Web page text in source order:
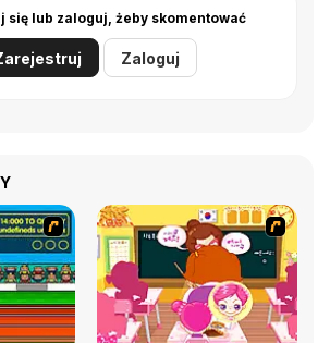
się lub zaloguj, żeby skomentować
Zaloguj